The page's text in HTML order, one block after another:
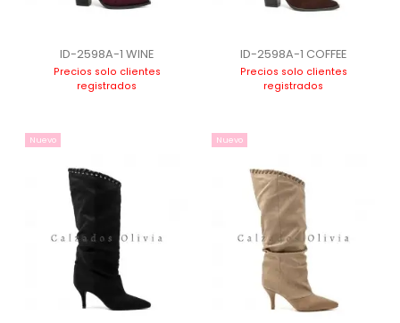
ID-2598A-1 WINE
Precios solo clientes
registrados
ID-2598A-1 COFFEE
Precios solo clientes
registrados
Nuevo Nuevo